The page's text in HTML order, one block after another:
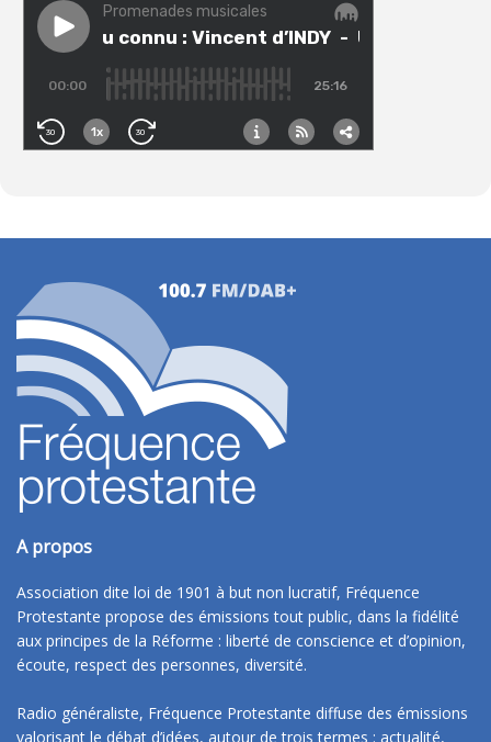
A propos
Association dite loi de 1901 à but non lucratif, Fréquence
Protestante propose des émissions tout public, dans la fidélité
aux principes de la Réforme : liberté de conscience et d’opinion,
écoute, respect des personnes, diversité.
Radio généraliste, Fréquence Protestante diffuse des émissions
valorisant le débat d’idées, autour de trois termes : actualité,